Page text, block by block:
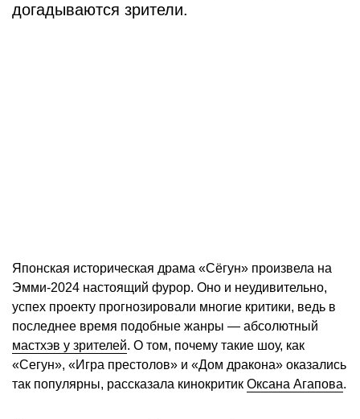
догадываются зрители.
Японская историческая драма «Сёгун» произвела на
Эмми-2024 настоящий фурор. Оно и неудивительно,
успех проекту прогнозировали многие критики, ведь в
последнее время подобные жанры — абсолютный
мастхэв у зрителей. О том, почему такие шоу, как
«Сегун», «Игра престолов» и «Дом дракона» оказались
так популярны, рассказала кинокритик Оксана Агапова.